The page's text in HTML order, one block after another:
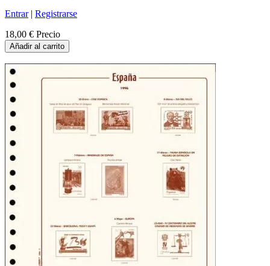
Entrar| Registrarse
18,00 € Precio
Añadir al carrito